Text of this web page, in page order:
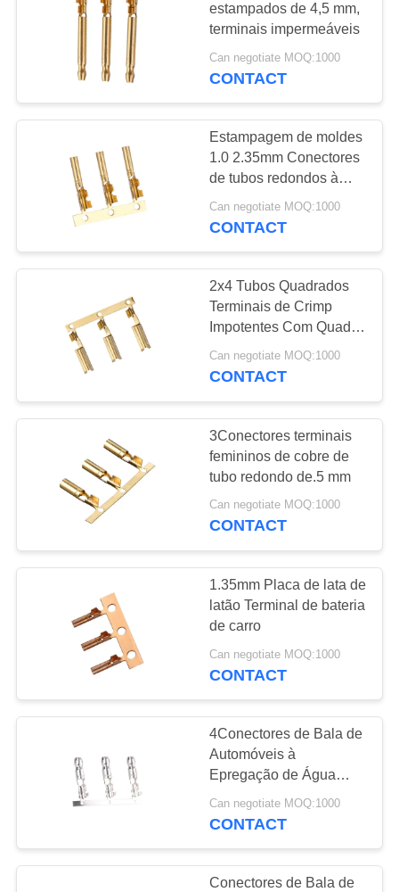
Bloco terminal em
forma de U
10
Bloco terminal de
Terminais de
arneses de arame
8
Fios de fita de cobre
10
Terminal do anel de
aterragem
10
estampados de 4,5 mm,
terminais impermeáveis
Can negotiate MOQ:1000
CONTACT
Estampagem de moldes
1.0 2.35mm Conectores
de tubos redondos à
prova de água
Can negotiate MOQ:1000
CONTACT
2x4 Tubos Quadrados
Terminais de Crimp
Impotentes Com Quadro
Interno em Forma de T
Can negotiate MOQ:1000
CONTACT
3Conectores terminais
femininos de cobre de
tubo redondo de.5 mm
Can negotiate MOQ:1000
CONTACT
1.35mm Placa de lata de
latão Terminal de bateria
de carro
Can negotiate MOQ:1000
CONTACT
4Conectores de Bala de
Automóveis à
Epregação de Água
de.5 mm
Can negotiate MOQ:1000
CONTACT
Conectores de Bala de